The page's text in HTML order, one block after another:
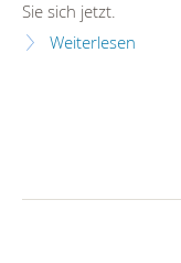
Sie sich jetzt.
Weiterlesen